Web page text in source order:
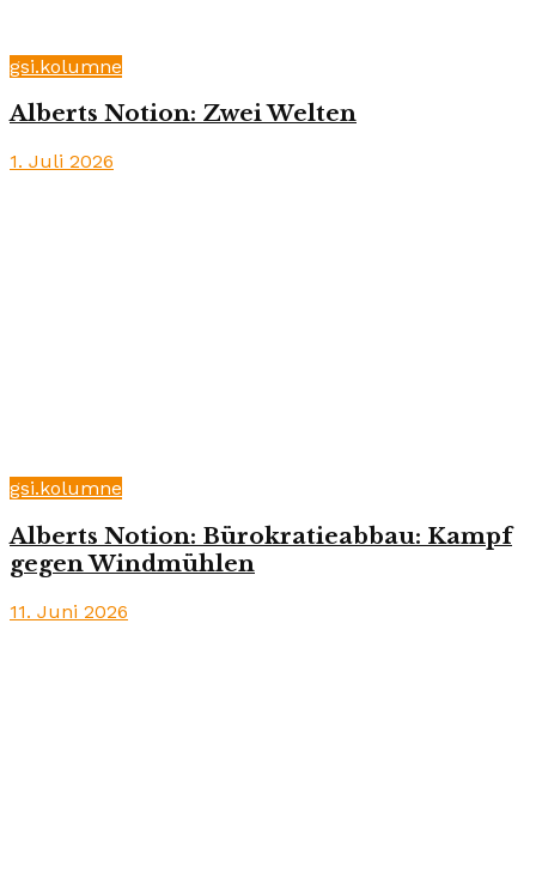
gsi.kolumne
Alberts Notion: Zwei Welten
1. Juli 2026
gsi.kolumne
Alberts Notion: Bürokratieabbau: Kampf
gegen Windmühlen
11. Juni 2026